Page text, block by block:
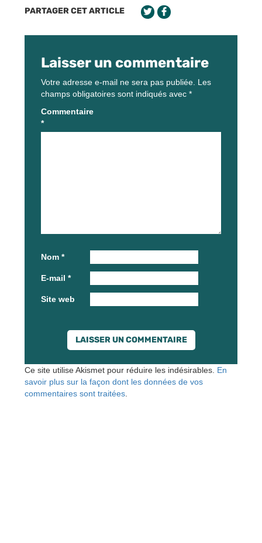
PARTAGER CET ARTICLE
Laisser un commentaire
Votre adresse e-mail ne sera pas publiée. Les
champs obligatoires sont indiqués avec *
Commentaire
*
Nom *
E-mail *
Site web
Ce site utilise Akismet pour réduire les indésirables. En
savoir plus sur la façon dont les données de vos
commentaires sont traitées